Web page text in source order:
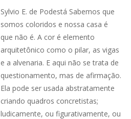
Sylvio E. de Podestá Sabemos que
somos coloridos e nossa casa é
que não é. A cor é elemento
arquitetônico como o pilar, as vigas
e a alvenaria. E aqui não se trata de
questionamento, mas de afirmação.
Ela pode ser usada abstratamente
criando quadros concretistas;
ludicamente, ou figurativamente, ou